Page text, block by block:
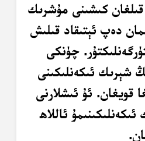
قىلغان كىشىنى مۇشرىك
دەپ ئېتىقاد قىلىش
چۈنكى
شېرىك ئىكەنلىكىنى
قويغان. ئۇ ئىشلارنى
ئاللاھ